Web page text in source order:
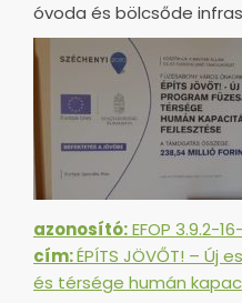
óvoda és bölcsőde
azonosító:EFOP 3.9.2-
cím:ÉPÍTS JÖVŐT! – Új
és térsége humán